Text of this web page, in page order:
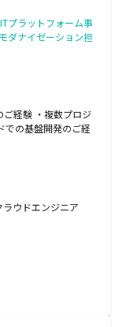
プラットフォーム事
ダナイゼーション担
ご経験 ・複数プロジ
での基盤開発のご経
ウドエンジニア